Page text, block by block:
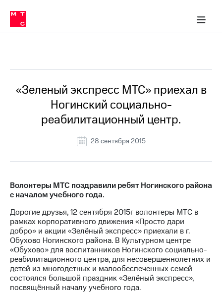
Медиа-центр
и акционерам
Устойчивое развитие
Комплаенс и деловая этика
компании
Карьера
История
компании
Руководство
информация
Контакты
Медиа-центр
Пресс-
релизы
МТС
о технологиях
Достижения
Интервью
в МТС
Пресс-
релизы
МТС
о технологиях
«Зеленый экспресс МТС» приехал в
Ногинский социально-
реабилитационный центр.
28 сентября 2015
Волонтеры МТС поздравили ребят Ногинского района
с началом учебного года.
Дорогие друзья, 12 сентября 2015г волонтеры МТС в
рамках корпоративного движения «Просто дари
добро» и акции «Зелёный экспресс» приехали в г.
Обухово Ногинского района. В Культурном центре
«Обухово» для воспитанников Ногинского социально-
реабилитационного центра, для несовершеннолетних и
детей из многодетных и малообеспеченных семей
состоялся большой праздник «Зелёный экспресс»,
посвящённый началу учебного года.